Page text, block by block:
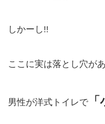
しかーし!!
ここに実は落とし穴が
男性が洋式トイレで「